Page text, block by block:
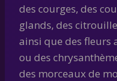
des courges, des
glands, des
ainsi que des fleurs
ou des
des morceaux de